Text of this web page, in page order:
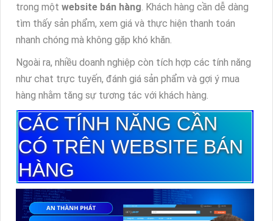
trong một website bán hàng . Khách hàng cần dễ dàng
tìm thấy sản phẩm, xem giá và thực hiện thanh toán
nhanh chóng mà không gặp khó khăn.
Ngoài ra, nhiều doanh nghiệp còn tích hợp các tính năng
như chat trực tuyến, đánh giá sản phẩm và gợi ý mua
hàng nhằm tăng sự tương tác với khách hàng.
CÁC TÍNH NĂNG CẦN
CÓ TRÊN WEBSITE BÁN
HÀNG